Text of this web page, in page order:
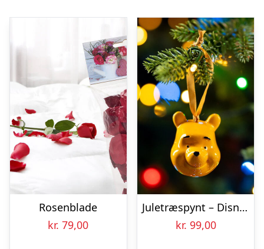
Rosenblade
kr. 79,00
Juletræspynt – Disney – Peter Plys
kr. 99,00